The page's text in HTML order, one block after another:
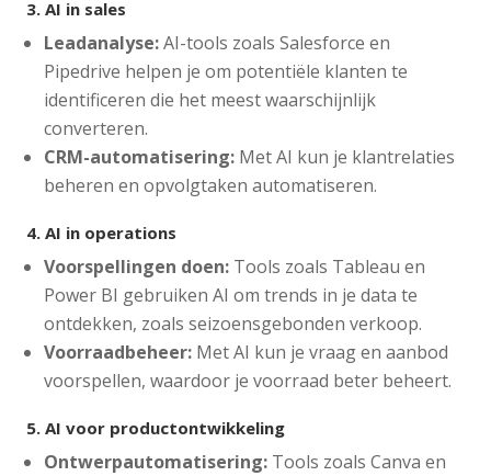
3.AI in sales
Leadanalyse:AI-tools zoals Salesforce en
Pipedrive helpen je om potentiële klanten te
identificeren die het meest waarschijnlijk
converteren.
CRM-automatisering: Met AI kun je klantrelaties
beheren en opvolgtaken automatiseren.
4.AI in operations
Voorspellingen doen: Tools zoals Tableau en
Power BI gebruiken AI om trends in je data te
ontdekken, zoals seizoensgebonden verkoop.
Voorraadbeheer: Met AI kun je vraag en aanbod
voorspellen, waardoor je voorraad beter beheert.
5.AI voor productontwikkeling
Ontwerpautomatisering: Tools zoals Canva en